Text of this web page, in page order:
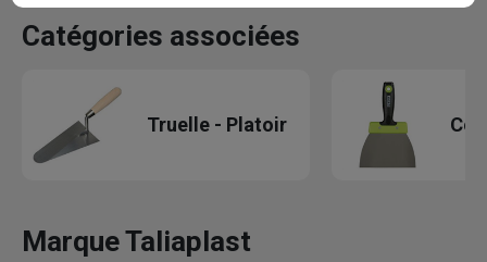
Catégories associées
Truelle - Platoir
Marque Taliaplast